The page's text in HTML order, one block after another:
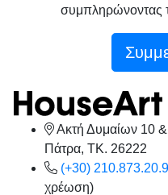
συμπληρώνοντας
Ακτή Δυμαίων 10
Πάτρα, TK. 26222
(+30)
χρέωση)